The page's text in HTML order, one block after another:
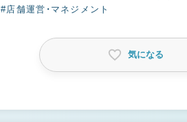
#店舗運営・マネジメント
気になる